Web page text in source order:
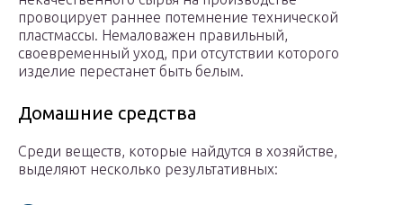
провоцирует раннее потемнение технической
пластмассы. Немаловажен правильный,
своевременный уход, при отсутствии которого
изделие перестанет быть белым.
Домашние средства
Среди веществ, которые найдутся в хозяйстве,
выделяют несколько результативных: